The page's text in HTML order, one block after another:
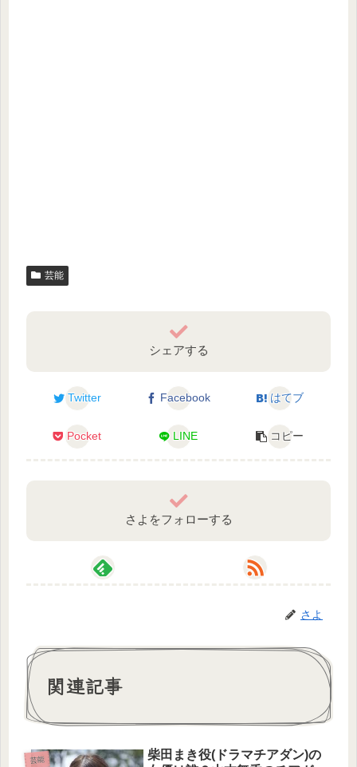
芸能
シェアする
Twitter Facebook はてブ
Pocket LINE コピー
さよをフォローする
さよ
関連記事
芸能
柴田まき役(ドラマチアダン)の